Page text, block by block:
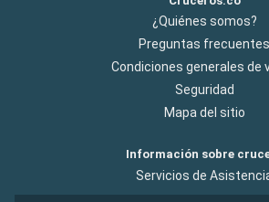
¿Quiénes somos?
Preguntas frecuentes
Condiciones generales de
Seguridad
Mapa del sitio
Información sobre
Servicios de